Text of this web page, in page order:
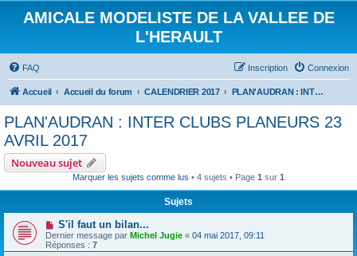
AMICALE MODELISTE DE LA VALLEE DE
L'HERAULT
FAQ Connexion
Inscription
Accueil Accueil du forum CALENDRIER 2017 PLAN'AUDRAN : INTER CLUBS PLANEURS 23 AVRIL 2017
PLAN'AUDRAN : INTER CLUBS PLANEURS 23
AVRIL 2017
Nouveau sujet
Marquer les sujets comme lus • 4 sujets • Page 1 sur 1
Sujets
S'il faut un bilan...
Dernier message par Michel Jugie « 04 mai 2017, 09:11
Réponses : 7